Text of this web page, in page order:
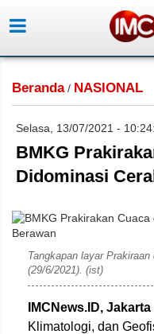
Beranda/ NASIONAL
Selasa, 13/07/2021 -
BMKG
Didominasi
Tangkapan layar
(29/6/2021). (ist)
IMCNews.ID, Jakarta
Klimatologi, dan